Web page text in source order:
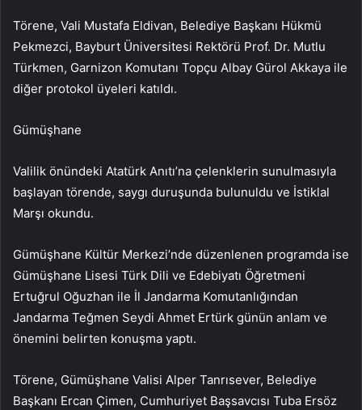
Törene, Vali Mustafa Eldivan, Belediye Başkanı Hükmü
Pekmezci, Bayburt Üniversitesi Rektörü Prof. Dr. Mutlu
Türkmen, Garnizon Komutanı Topçu Albay Gürol Akkaya ile
diğer protokol üyeleri katıldı.
Gümüşhane
Valilik önündeki Atatürk Anıtı’na çelenklerin sunulmasıyla
başlayan törende, saygı duruşunda bulunuldu ve İstiklal
Marşı okundu.
Gümüşhane Kültür Merkezi’nde düzenlenen programda ise
Gümüşhane Lisesi Türk Dili ve Edebiyatı Öğretmeni
Ertuğrul Oğuzhan ile İl Jandarma Komutanlığından
Jandarma Teğmen Seydi Ahmet Ertürk günün anlam ve
önemini belirten konuşma yaptı.
Törene, Gümüşhane Valisi Alper Tanrısever, Belediye
Başkanı Ercan Çimen, Cumhuriyet Başsavcısı Tuba Ersöz